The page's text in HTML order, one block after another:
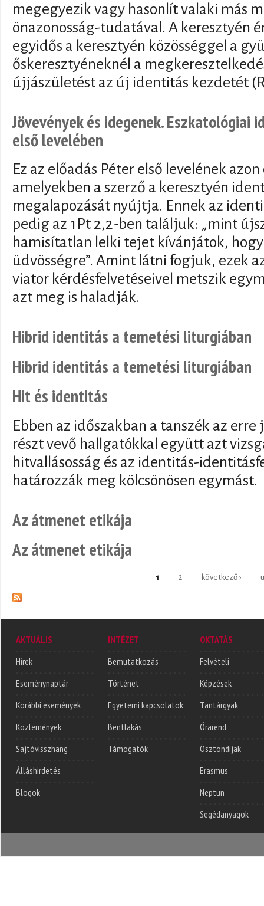
megegyezik vagy hasonlít valaki más
önazonosság-tudatával. A keresztyén
egyidős a keresztyén közösséggel a
őskeresztyéneknél a
újjászületést az új identitás kezdetét
Jövevények és idegenek.
első levelében
Ez az előadás Péter első levelének
amelyekben a szerző a keresztyén
megalapozását nyújtja. Ennek az
pedig az 1Pt 2,2-ben találjuk: „mint
hamisítatlan lelki tejet kívánjátok,
üdvösségre”. Amint látni fogjuk, ezek
viator kérdésfelvetéseivel metszik
azt meg is haladják.
Hibrid identitás a temetési liturgiában
Hibrid identitás a temetési liturgiában
Hit és identitás
Ebben az időszakban a tanszék az
részt vevő hallgatókkal együtt azt
hitvallásosság és az identitás-
határozzák meg kölcsönösen egymást.
Az átmenet etikája
Az átmenet etikája
1 2 következő ›
AKTUÁLIS
Hírek
Eseménynaptár
Korábbi események
Közlemények
Sajtóvisszhang
Álláshirdetés
Blogok
INTÉZET
Bemutatkozás
Történet
Egyetemi kapcsolatok
Bentlakás
Támogatók
OKTATÁS
Felvételi
Képzések
Tantárgyak
Órarend
Ösztöndíjak
Erasmus
Neptun
Segédanyagok